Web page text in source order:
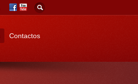
Contactos